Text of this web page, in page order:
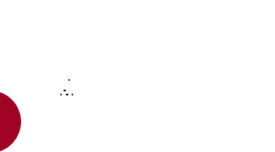
.
.
....
.